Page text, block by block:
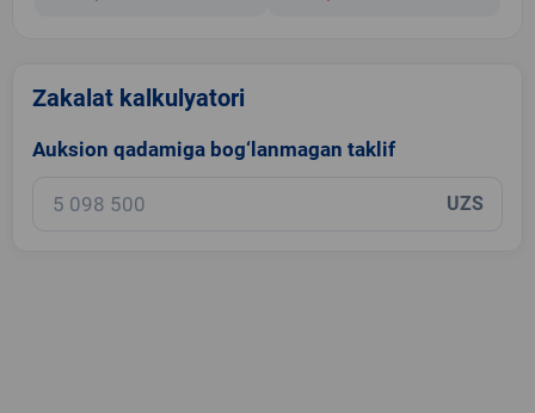
Zakalat kalkulyatori
Auksion qadamiga bog‘lanmagan taklif
UZS